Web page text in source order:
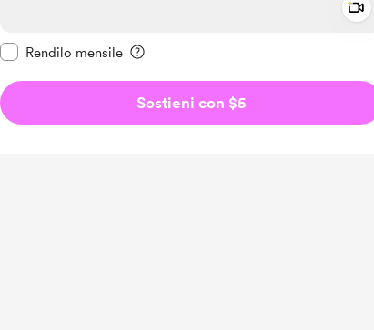
Rendilo mensile
Sostieni con $5